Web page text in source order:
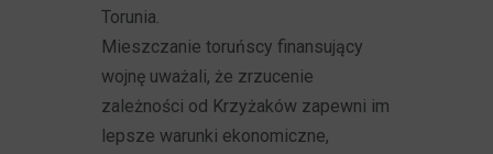
Torunia.
Mieszczanie toruńscy finansujący
wojnę uważali, że zrzucenie
zależności od Krzyżaków zapewni im
lepsze warunki ekonomiczne,